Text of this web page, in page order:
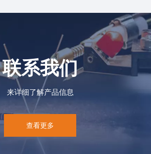
联系我们
来详细了解产品信息
查看更多